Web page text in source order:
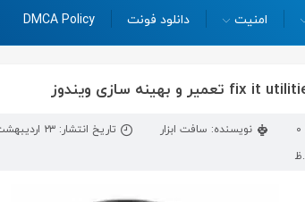
امنیت دانلود فونت DMCA Policy
نویسنده: سافت ابزار
تاریخ انتشار: ۲۳ اردیبهشت ۱۴۰۳